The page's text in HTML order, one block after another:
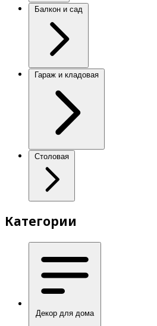
Балкон и сад
Гараж и кладовая
Столовая
Категории
Декор для дома